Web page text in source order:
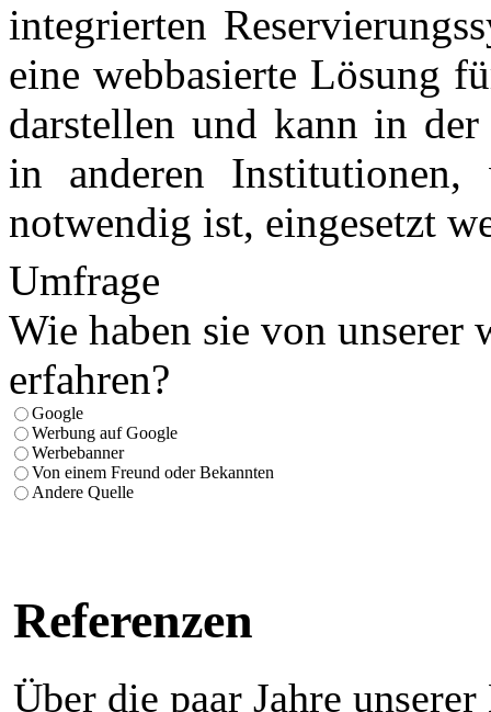
integrierten
eine webbasierte Lösung
darstellen und kann in
in anderen Institutionen,
notwendig ist, eingesetzt
Umfrage
Wie haben sie von unserer
erfahren?
Google
Werbung auf Google
Werbebanner
Von einem Freund oder Bekannten
Andere Quelle
Referenzen
Über die paar Jahre